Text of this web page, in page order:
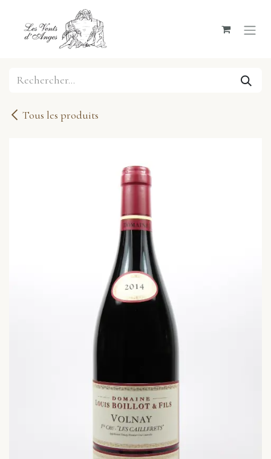
Se rendre au contenu
Tous les produits